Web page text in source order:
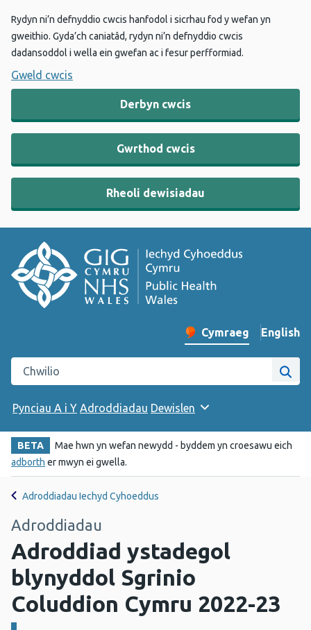
Rydyn ni’n defnyddio cwcis hanfodol i sicrhau fod y wefan yn
gweithio. Gyda’ch caniatâd, rydyn ni’n defnyddio cwcis
dadansoddol i wella ein gwefan ac i fesur perfformiad.
Gweld cwcis
Derbyn cwcis
Gwrthod cwcis
Rheoli dewisiadau
Newid iaith y wefan
Cymraeg English
–
Chwilio gwefan Iechyd Cyhoeddus Cymru
Pynciau A i Y Adroddiadau Dewislen
BETA
Mae hwn yn wefan newydd - byddem yn croesawu eich
adborth er mwyn ei gwella.
Adroddiadau Iechyd Cyhoeddus
Adroddiadau
Adroddiad ystadegol
blynyddol Sgrinio
Coluddion Cymru 2022-23